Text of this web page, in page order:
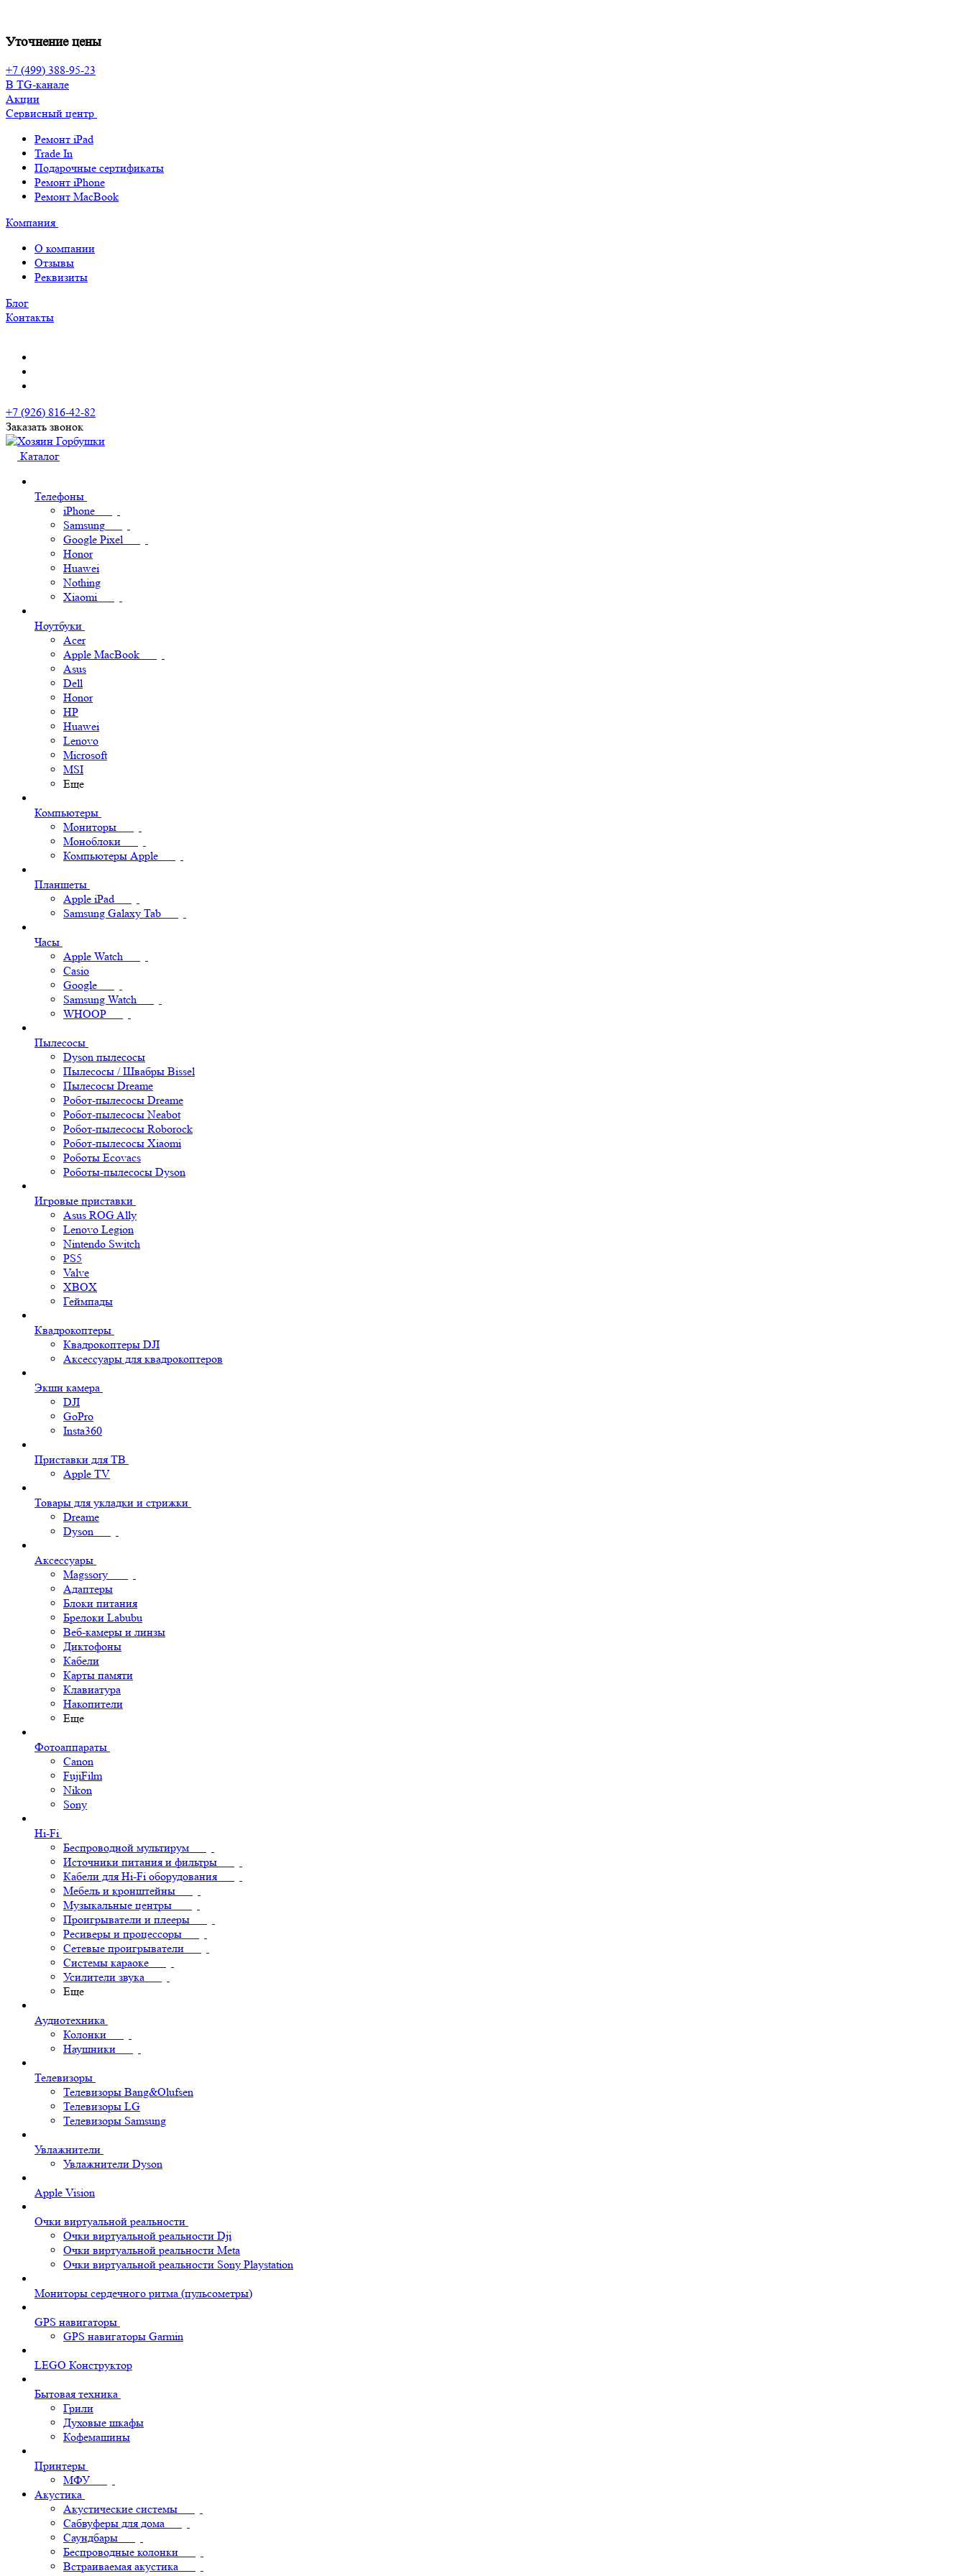
Уточнение цены
+7 (499) 388-95-23
В TG-канале
Акции
Сервисный центр
Ремонт iPad
Trade In
Подарочные сертификаты
Ремонт iPhone
Ремонт MacBook
Компания
О компании
Отзывы
Реквизиты
Блог
Контакты
+7 (926) 816-42-82
Заказать звонок
Каталог
Телефоны
iPhone
Samsung
Google Pixel
Honor
Huawei
Nothing
Xiaomi
Ноутбуки
Acer
Apple MacBook
Asus
Dell
Honor
HP
Huawei
Lenovo
Microsoft
MSI
Еще
Компьютеры
Мониторы
Моноблоки
Компьютеры Apple
Планшеты
Apple iPad
Samsung Galaxy Tab
Часы
Apple Watch
Casio
Google
Samsung Watch
WHOOP
Пылесосы
Dyson пылесосы
Пылесосы / Швабры Bissel
Пылесосы Dreame
Робот-пылесосы Dreame
Робот-пылесосы Neabot
Робот-пылесосы Roborock
Робот-пылесосы Xiaomi
Роботы Ecovacs
Роботы-пылесосы Dyson
Игровые приставки
Asus ROG Ally
Lenovo Legion
Nintendo Switch
PS5
Valve
XBOX
Геймпады
Квадрокоптеры
Квадрокоптеры DJI
Аксессуары для квадрокоптеров
Экшн камера
DJI
GoPro
Insta360
Приставки для ТВ
Apple TV
Товары для укладки и стрижки
Dreame
Dyson
Аксессуары
Magssory
Адаптеры
Блоки питания
Брелоки Labubu
Веб-камеры и линзы
Диктофоны
Кабели
Карты памяти
Клавиатура
Накопители
Еще
Фотоаппараты
Canon
FujiFilm
Nikon
Sony
Hi-Fi
Беспроводной мультирум
Источники питания и фильтры
Кабели для Hi-Fi оборудования
Мебель и кронштейны
Музыкальные центры
Проигрыватели и плееры
Ресиверы и процессоры
Сетевые проигрыватели
Системы караоке
Усилители звука
Еще
Аудиотехника
Колонки
Наушники
Телевизоры
Телевизоры Bang&Olufsen
Телевизоры LG
Телевизоры Samsung
Увлажнители
Увлажнители Dyson
Apple Vision
Очки виртуальной реальности
Очки виртуальной реальности Dji
Очки виртуальной реальности Meta
Очки виртуальной реальности Sony Playstation
Мониторы сердечного ритма (пульсометры)
GPS навигаторы
GPS навигаторы Garmin
LEGO Конструктор
Бытовая техника
Грили
Духовые шкафы
Кофемашины
Принтеры
МФУ
Акустика
Акустические системы
Сабвуферы для дома
Саундбары
Беспроводные колонки
Встраиваемая акустика